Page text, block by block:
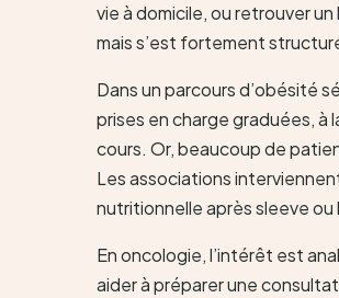
vie à domicile, ou retrouver
mais s’est fortement
Dans un parcours d’obésité
prises en charge graduées,
cours. Or, beaucoup de
Les associations
nutritionnelle après sleeve ou
En oncologie, l’intérêt est
aider à préparer une